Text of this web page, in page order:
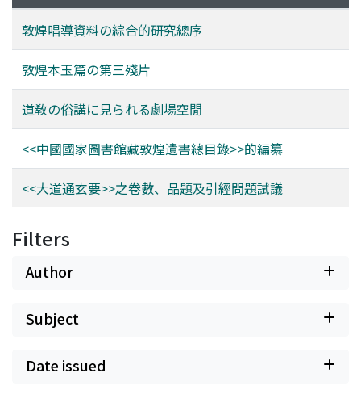
敦煌唱導資料の綜合的研究總序
敦煌本玉篇の第三殘片
道敎の俗講に見られる劇場空閒
<<中國國家圖書館藏敦煌遺書總目錄>>的編纂
<<大道通玄要>>之卷數、品題及引經問題試議
Filters
Author
Subject
Date issued